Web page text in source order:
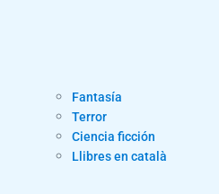
Fantasía
Terror
Ciencia ficción
Llibres en català